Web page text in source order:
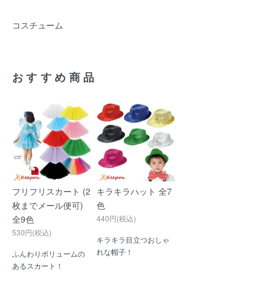
コスチューム
おすすめ商品
フリフリスカート (2
枚までメール便可)
全9色
530円(税込)
ふんわりボリュームの
あるスカート！
キラキラハット 全7
色
440円(税込)
キラキラ目立つおしゃ
れな帽子！